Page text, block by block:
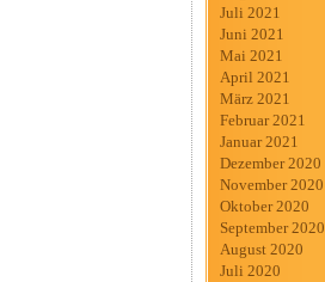
Juli 2021
Juni 2021
Mai 2021
April 2021
März 2021
Februar 2021
Januar 2021
Dezember 2020
November 2020
Oktober 2020
September 2020
August 2020
Juli 2020